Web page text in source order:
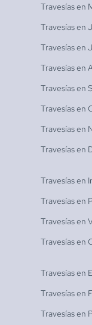
Travesías en
Travesías en
Travesías en
Travesías en
Travesías en
Travesías en
Travesías en
Travesías en
Travesías en
Travesías en
Travesías en
Travesías en
Travesías en
Travesías en
Travesías en